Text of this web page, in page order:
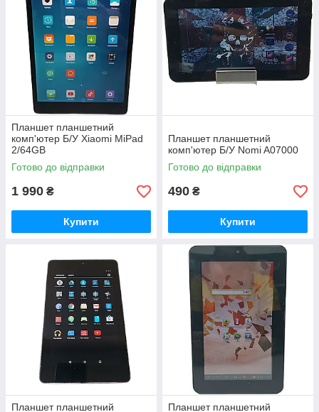
Планшет планшетний
комп'ютер Б/У Xiaomi MiPad
2/64GB
Готово до відправки
1 990 ₴
Купити
Планшет планшетний
комп'ютер Б/У Nomi A07000
Готово до відправки
490 ₴
Купити
Планшет планшетний
Планшет планшетний